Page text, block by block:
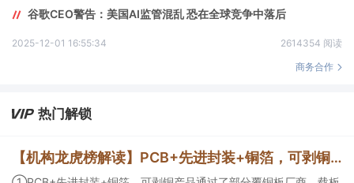
谷歌CEO警告：美国AI监管混乱 恐在全球竞争中落后
2025-12-01 16:55:34
2614354 阅读
商务合作
热门解锁
【机构龙虎榜解读】PCB+先进封装+铜箔，可剥铜产品通过了部分覆铜板厂商、载板厂商及相关芯片终端的认证，持续获得小批量订单，主要应用场景包括芯片封装光模块用PCB，机构大额净买入这家公司